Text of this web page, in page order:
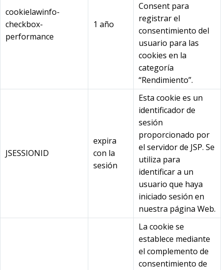
cookielawinfo-
checkbox-
performance
1 año
Consent para
registrar el
consentimiento del
usuario para las
cookies en la
categoría
“Rendimiento”.
JSESSIONID
expira
con la
sesión
Esta cookie es un
identificador de
sesión
proporcionado por
el servidor de JSP. Se
utiliza para
identificar a un
usuario que haya
iniciado sesión en
nuestra página Web.
La cookie se
establece mediante
el complemento de
consentimiento de